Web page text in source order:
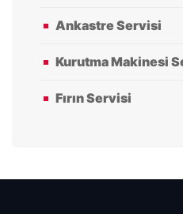
Ankastre Servisi
Kurutma Makinesi
Fırın Servisi